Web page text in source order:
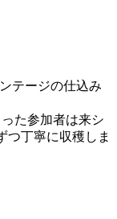
テージの仕込み
た参加者は来シ
つ丁寧に収穫しま